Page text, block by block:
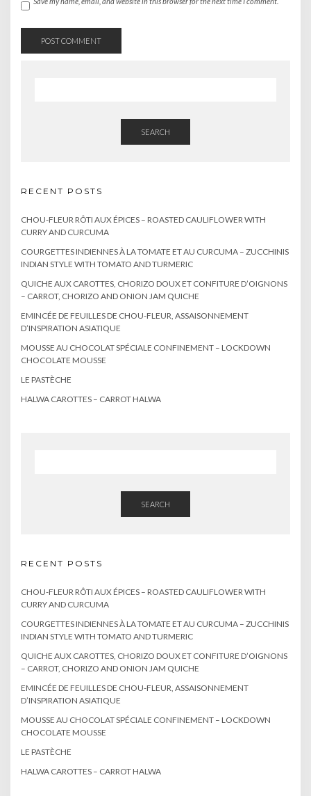
SEARCH
RECENT POSTS
CHOU-FLEUR RÔTI AUX ÉPICES – ROASTED CAULIFLOWER WITH
CURRY AND CURCUMA
COURGETTES INDIENNES À LA TOMATE ET AU CURCUMA – ZUCCHINIS
INDIAN STYLE WITH TOMATO AND TURMERIC
QUICHE AUX CAROTTES, CHORIZO DOUX ET CONFITURE D’OIGNONS
– CARROT, CHORIZO AND ONION JAM QUICHE
EMINCÉE DE FEUILLES DE CHOU-FLEUR, ASSAISONNEMENT
D’INSPIRATION ASIATIQUE
MOUSSE AU CHOCOLAT SPÉCIALE CONFINEMENT – LOCKDOWN
CHOCOLATE MOUSSE
LE PASTÈCHE
HALWA CAROTTES – CARROT HALWA
SEARCH
RECENT POSTS
CHOU-FLEUR RÔTI AUX ÉPICES – ROASTED CAULIFLOWER WITH
CURRY AND CURCUMA
COURGETTES INDIENNES À LA TOMATE ET AU CURCUMA – ZUCCHINIS
INDIAN STYLE WITH TOMATO AND TURMERIC
QUICHE AUX CAROTTES, CHORIZO DOUX ET CONFITURE D’OIGNONS
– CARROT, CHORIZO AND ONION JAM QUICHE
EMINCÉE DE FEUILLES DE CHOU-FLEUR, ASSAISONNEMENT
D’INSPIRATION ASIATIQUE
MOUSSE AU CHOCOLAT SPÉCIALE CONFINEMENT – LOCKDOWN
CHOCOLATE MOUSSE
LE PASTÈCHE
HALWA CAROTTES – CARROT HALWA